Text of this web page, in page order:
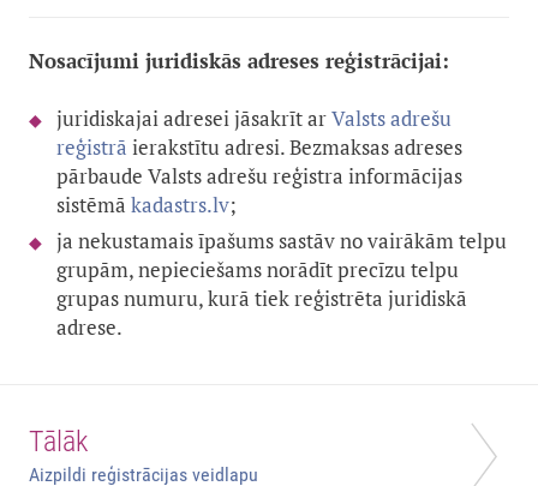
Nosacījumi juridiskās adreses reģistrācijai:
juridiskajai adresei jāsakrīt arValsts adrešu
reģistrā ierakstītu adresi. Bezmaksas adreses
pārbaude Valsts adrešu reģistra informācijas
sistēmā kadastrs.lv;
ja nekustamais īpašums sastāv no vairākām telpu
grupām, nepieciešams norādīt precīzu telpu
grupas numuru, kurā tiek reģistrēta juridiskā
adrese.
Tālāk
Aizpildi reģistrācijas veidlapu